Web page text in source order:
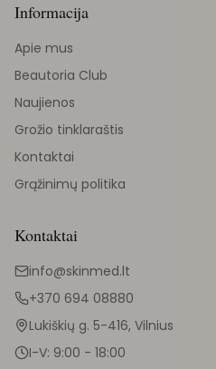
Informacija
Apie mus
Beautoria Club
Naujienos
Grožio tinklaraštis
Kontaktai
Grąžinimų politika
Kontaktai
info@skinmed.lt
+370 694 08880
Lukiškių g. 5-416, Vilnius
I-V: 9:00 - 18:00